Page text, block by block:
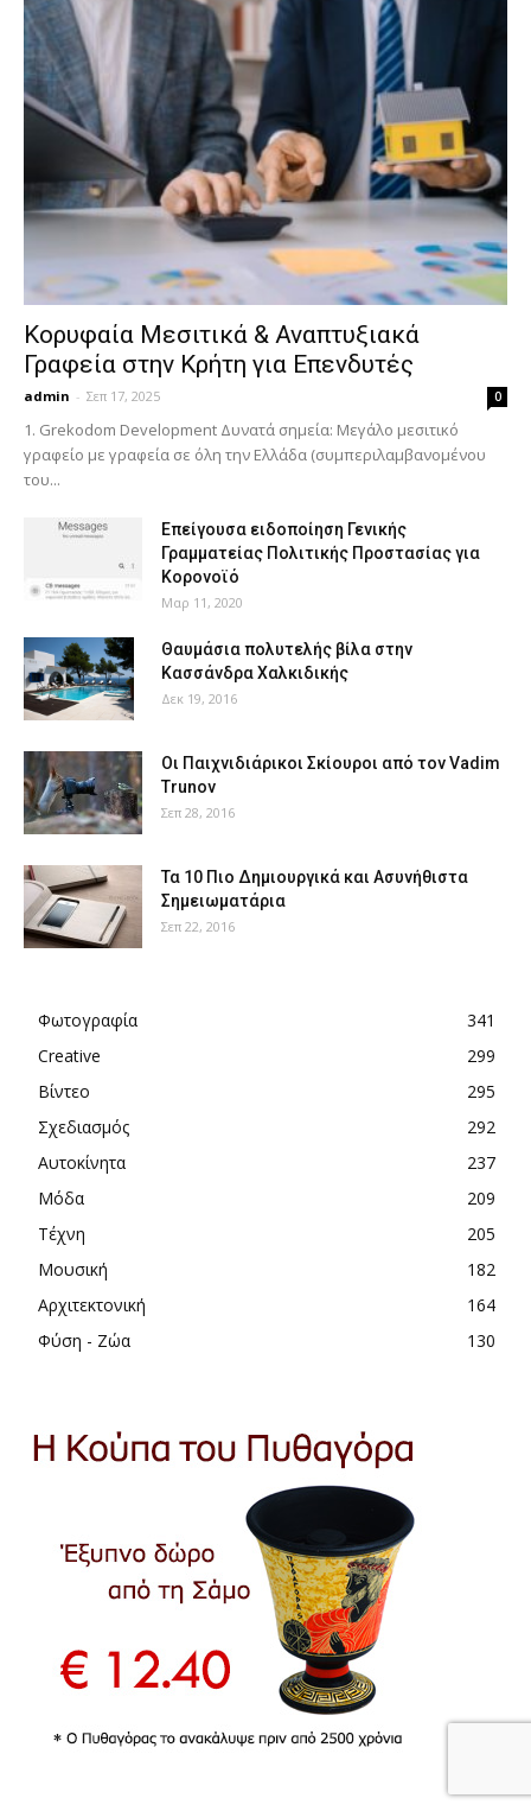
Κορυφαία Μεσιτικά & Αναπτυξιακά
Γραφεία στην Κρήτη για Επενδυτές
admin - Σεπ 17, 2025 0
1. Grekodom Development Δυνατά σημεία: Μεγάλο μεσιτικό
γραφείο με γραφεία σε όλη την Ελλάδα (συμπεριλαμβανομένου
του...
Επείγουσα ειδοποίηση Γενικής
Γραμματείας Πολιτικής Προστασίας για
Κορονοϊό
Μαρ 11, 2020
Θαυμάσια πολυτελής βίλα στην
Κασσάνδρα Χαλκιδικής
Δεκ 19, 2016
Οι Παιχνιδιάρικοι Σκίουροι από τον Vadim
Trunov
Σεπ 28, 2016
Τα 10 Πιο Δημιουργικά και Ασυνήθιστα
Σημειωματάρια
Σεπ 22, 2016
Φωτογραφία
341
Creative
299
Βίντεο
295
Σχεδιασμός
292
Αυτοκίνητα
237
Μόδα
209
Τέχνη
205
Μουσική
182
Αρχιτεκτονική
164
Φύση - Ζώα
130